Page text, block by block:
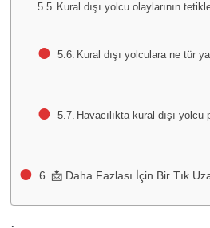
Kural dışı yolcu olaylarının
Kural dışı yolculara ne tür
Havacılıkta kural dışı
📩 Daha Fazlası İçin Bir Tık